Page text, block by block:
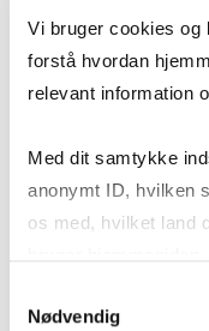
Vi bruger cookies og
forstå hvordan
relevant information
Med dit samtykke
anonymt ID, hvilken
os med, hvilket land
markedsføring. Du
Nødvendig
Geopolitik og
navigerer